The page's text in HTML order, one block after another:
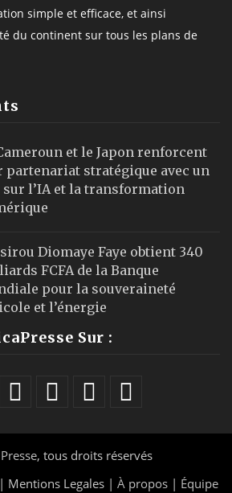
simple et efficace, et ainsi
du continent sur tous les plans de
et le Japon renforcent
partenariat stratégique avec un
sur l’IA et la transformation
Diomaye Faye obtient 340
FCFA de la Banque
pour la souveraineté
et l’énergie
Sur :
, tous droits réservés
| Mentions Legales | À propos | Équipe